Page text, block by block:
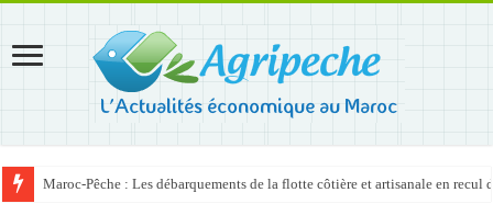
Maroc-Pêche : Les débarquements de la flotte côtière et artisanale en recul